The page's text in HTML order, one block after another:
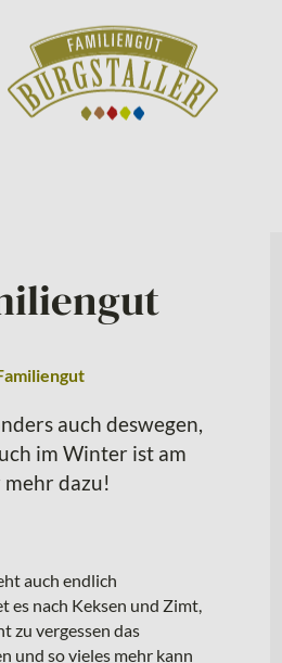
auch deswegen,
im Winter ist am
mehr dazu!
auch endlich
nach Keksen und Zimt,
zu vergessen das
und so vieles mehr kann